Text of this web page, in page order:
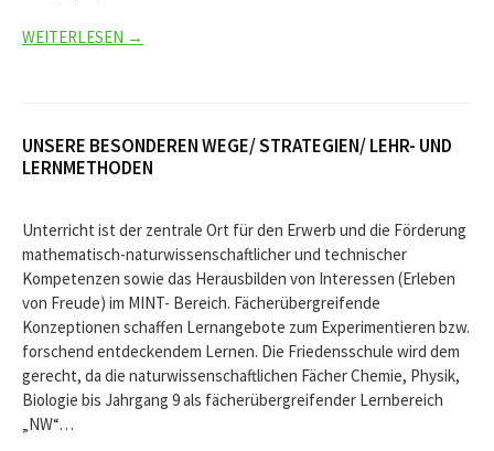
WEITERLESEN →
UNSERE BESONDEREN WEGE/ STRATEGIEN/ LEHR- UND
LERNMETHODEN
Unterricht ist der zentrale Ort für den Erwerb und die Förderung
mathematisch-naturwissenschaftlicher und technischer
Kompetenzen sowie das Herausbilden von Interessen (Erleben
von Freude) im MINT- Bereich. Fächerübergreifende
Konzeptionen schaffen Lernangebote zum Experimentieren bzw.
forschend entdeckendem Lernen. Die Friedensschule wird dem
gerecht, da die naturwissenschaftlichen Fächer Chemie, Physik,
Biologie bis Jahrgang 9 als fächerübergreifender Lernbereich
„NW“…